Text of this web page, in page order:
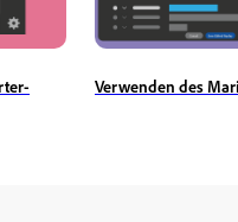
Verwenden des